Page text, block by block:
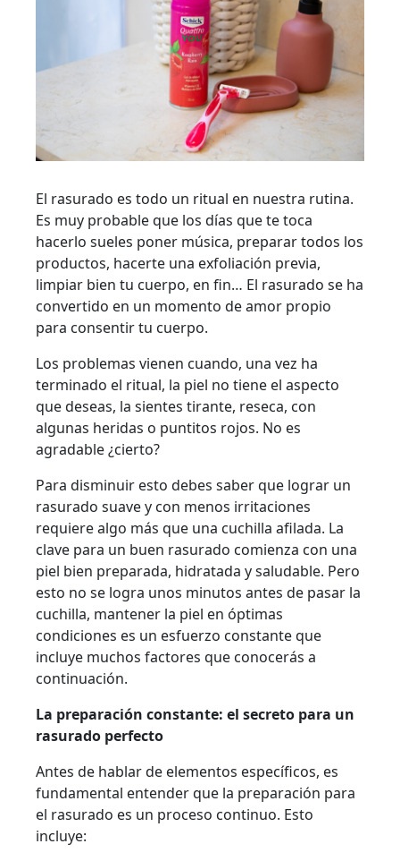
El rasurado es todo un ritual en nuestra rutina.
Es muy probable que los días que te toca
hacerlo sueles poner música, preparar todos los
productos, hacerte una exfoliación previa,
limpiar bien tu cuerpo, en fin… El rasurado se ha
convertido en un momento de amor propio
para consentir tu cuerpo.
Los problemas vienen cuando, una vez ha
terminado el ritual, la piel no tiene el aspecto
que deseas, la sientes tirante, reseca, con
algunas heridas o puntitos rojos. No es
agradable ¿cierto?
Para disminuir esto debes saber que lograr un
rasurado suave y con menos irritaciones
requiere algo más que una cuchilla afilada. La
clave para un buen rasurado comienza con una
piel bien preparada, hidratada y saludable. Pero
esto no se logra unos minutos antes de pasar la
cuchilla, mantener la piel en óptimas
condiciones es un esfuerzo constante que
incluye muchos factores que conocerás a
continuación.
La preparación constante: el secreto para un
rasurado perfecto
Antes de hablar de elementos específicos, es
fundamental entender que la preparación para
el rasurado es un proceso continuo. Esto
incluye: